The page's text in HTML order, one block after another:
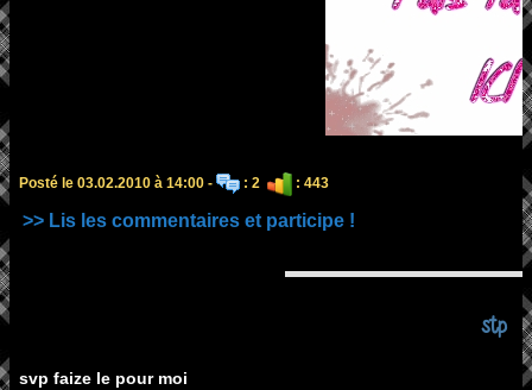
Posté le 03.02.2010 à 14:00 - : 2 : 443
>> Lis les commentaires et participe !
stp
svp faize le pour moi